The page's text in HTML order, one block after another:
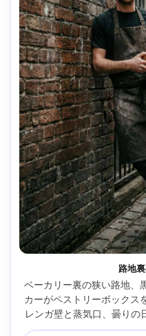
路地
ベーカリー裏の狭い路地、
カーがペストリーボックス
レンガ壁と蒸気口、曇りの
35mm f/1.8、4:5縦環境型